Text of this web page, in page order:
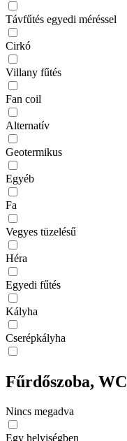
Távfűtés egyedi méréssel
Cirkó
Villany fűtés
Fan coil
Alternatív
Geotermikus
Egyéb
Fa
Vegyes tüzelésű
Héra
Egyedi fűtés
Kályha
Cserépkályha
Fűrdőszoba, WC
Nincs megadva
Egy helyiségben